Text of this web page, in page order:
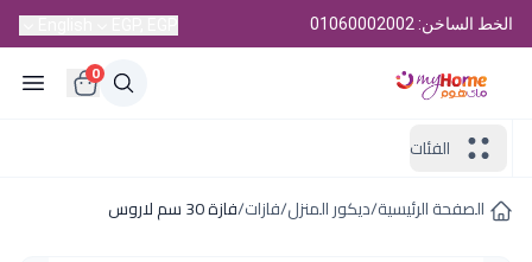
الخط الساخن: 01060002002
0
الفئات
الصفحة الرئيسية/ديكور المنزل/فازات/فازة 30 سم لاروس